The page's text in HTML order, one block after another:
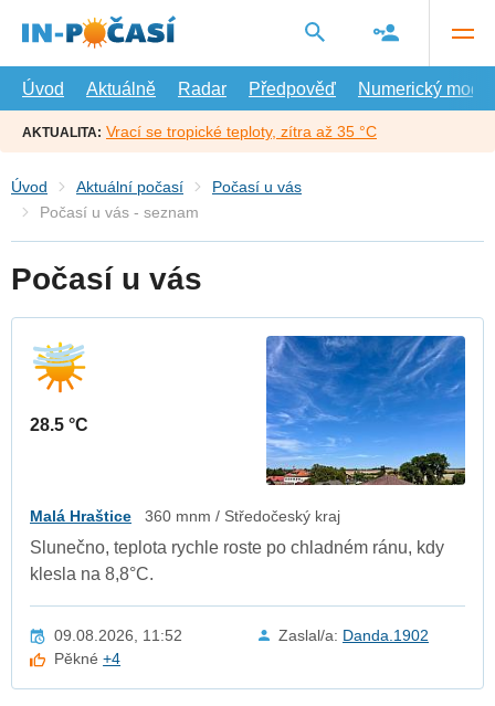
hlavní
Úvod
Aktuálně Radar Předpověď Numerický model
AKTUALITA: Vrací se tropické teploty, zítra až 35 °C
Úvod Aktuální počasí
Počasí u vás
Počasí u vás - seznam
Počasí u vás
28.5 °C
Malá Hraštice 360 mnm / Středočeský kraj
Slunečno, teplota rychle roste po chladném ránu, kdy
klesla na 8,8°C.
09.08.2026, 11:52 Zaslal/a: Danda.1902
Pěkné+4